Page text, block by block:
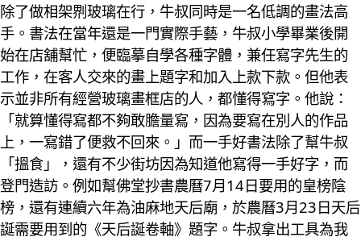
除了做相架𠝹玻璃在行，牛叔同時是一名低調的畫法高
手。書法在當年還是一門實際手藝，牛叔小學畢業後開
始在店舖幫忙，便臨摹自學各種字體，兼任寫字先生的
工作，在客人交來的畫上題字和加入上款下款。但他表
示並非所有經營玻璃畫框店的人，都懂得寫字。他說：
「就算懂得寫都不夠敢膽量寫，因為要寫在別人的作品
上，一寫錯了便救不回來。」而一手好書法除了幫牛叔
「搵食」，還有不少街坊因為知道他寫得一手好字，而
登門造訪。例如幫佛堂抄書農曆7月14日要用的皇榜陰
榜，還有連續六年為油麻地天后廟，於農曆3月23日天后
誕需要用到的《天后誕卷軸》題字。牛叔拿出工具為我